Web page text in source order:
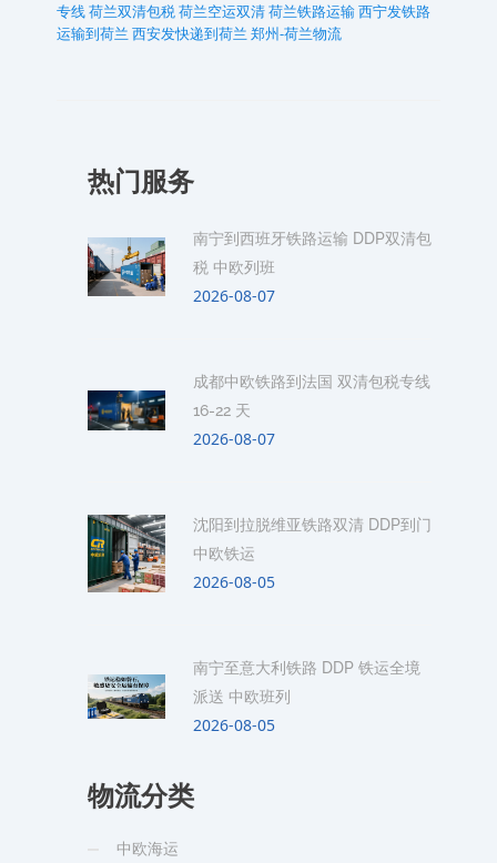
专线荷兰双清包税荷兰空运双清荷兰铁路运输西宁发铁路
运输到荷兰 西安发快递到荷兰 郑州-荷兰物流
热门服务
南宁到西班牙铁路运输 DDP双清包
税 中欧列班
2026-08-07
成都中欧铁路到法国 双清包税专线
16-22 天
2026-08-07
沈阳到拉脱维亚铁路双清 DDP到门
中欧铁运
2026-08-05
南宁至意大利铁路 DDP 铁运全境
派送 中欧班列
2026-08-05
物流分类
中欧海运